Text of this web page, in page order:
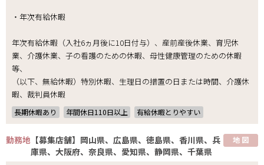
・年次有給休暇
年次有給休暇（入社6ヵ月後に10日付与）、産前産後休業、育児休
業、介護休業、子の看護のための休暇、母性健康管理のための休暇
等、
（以下、無給休暇）特別休暇、生理日の措置の日または時間、介護休
暇、裁判員休暇
長期休暇あり 年間休日110日以上 有給休暇とりやすい
勤務地 【募集店舗】岡山県、広島県、徳島県、香川県、兵
庫県、大阪府、奈良県、愛知県、静岡県、千葉県
地 図